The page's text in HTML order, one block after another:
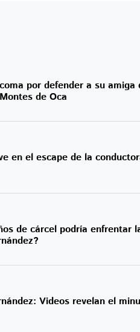
por defender a su
de Oca
en el escape de la
de cárcel podría enfrentar
Videos revelan el